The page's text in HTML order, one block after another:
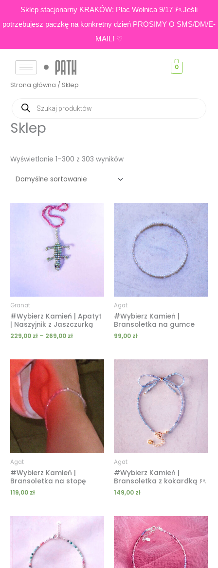
Sklep stacjonarny KRAKÓW: Plac Wolnica 9/17 ۶ৎ Jeśli
potrzebujesz paczkę na konkretny dzień PROSIMY O SMS/DM/E-
MAIL! ♡
content
0
Strona główna / Sklep
produktów
Sklep
Wyświetlanie 1–300 z 303 wyników
Granat
#Wybierz Kamień | Apatyt
| Naszyjnik z Jaszczurką
229,00 zł – 269,00 zł
269,00 zł
Agat
#Wybierz Kamień |
Bransoletka na gumce
99,00 zł
Agat
#Wybierz Kamień |
Bransoletka na stopę
119,00 zł
Agat
#Wybierz Kamień |
Bransoletka z kokardką ۶ৎ
149,00 zł